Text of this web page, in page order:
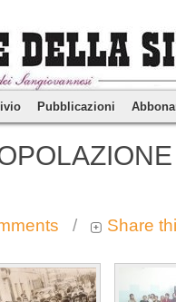
Pubblicazioni
/ Share